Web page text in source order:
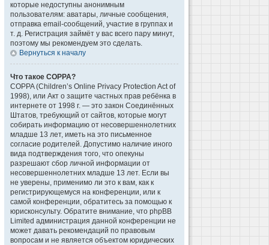
которые недоступны анонимным
пользователям: аватары, личные сообщения,
отправка email-сообщений, участие в группах и
т. д. Регистрация займёт у вас всего пару минут,
поэтому мы рекомендуем это сделать.
Вернуться к началу
Что такое COPPA?
COPPA (Children’s Online Privacy Protection Act of
1998), или Акт о защите частных прав ребёнка в
интернете от 1998 г. — это закон Соединённых
Штатов, требующий от сайтов, которые могут
собирать информацию от несовершеннолетних
младше 13 лет, иметь на это письменное
согласие родителей. Допустимо наличие иного
вида подтверждения того, что опекуны
разрешают сбор личной информации от
несовершеннолетних младше 13 лет. Если вы
не уверены, применимо ли это к вам, как к
регистрирующемуся на конференции, или к
самой конференции, обратитесь за помощью к
юрисконсульту. Обратите внимание, что phpBB
Limited администрация данной конференции не
может давать рекомендаций по правовым
вопросам и не является объектом юридических